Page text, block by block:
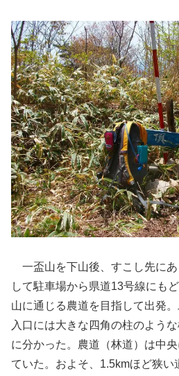
一盃山を下山後、すこし先に
して駐車場から県道13号線にも
山に通じる農道を目指して出発
入口には大きな四角の柱のよう
に分かった。農道（林道）は中
ていた。およそ、1.5kmほど狭い